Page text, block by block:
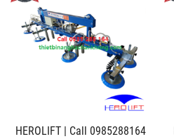
HEROLIFT | Call 0985288164